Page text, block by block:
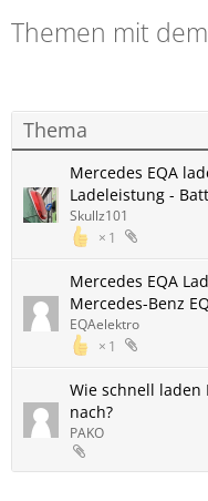
Themen mit
Thema
Mercedes EQA
Ladeleistung -
1
Skullz101
Mercedes EQA
Mercedes-Benz
1
EQAelektro
Wie schnell laden
nach?
PAKO